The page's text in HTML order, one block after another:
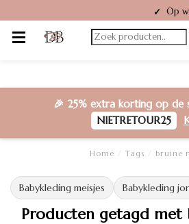
✓ Op
🎉 25% extra korting op de
NIETRETOUR25
Home Tags bruine
Babykleding meisjes Babykleding
Producten getagd